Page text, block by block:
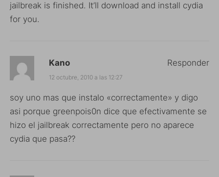
jailbreak is finished. It’ll download and install cydia
for you.
Kano
12 octubre, 2010 a las 12:27
soy uno mas que instalo «correctamente» y digo
asi porque greenpois0n dice que efectivamente se
hizo el jailbreak correctamente pero no aparece
cydia que pasa??
Responder